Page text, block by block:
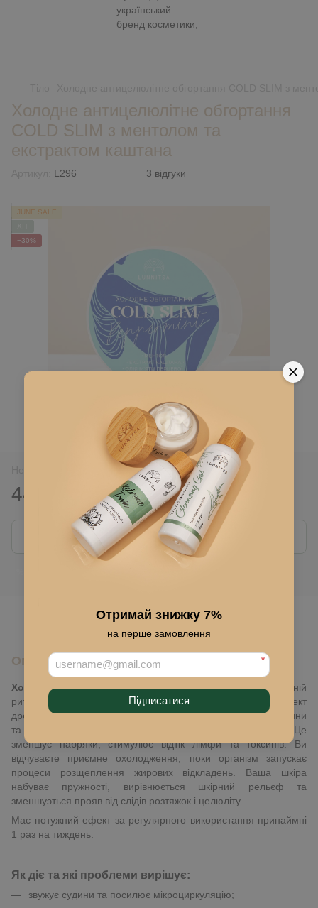
Отримай знижку 7%
на перше замовлення
*
Підписатися
Холодне антицелюлітне обгортання
COLD SLIM з ментолом та
екстрактом каштана
L296 3 відгуки
JUNE SALE
−30%
445 грн 635 грн
Повідомити, коли з'явиться
До обраного
Опис
Холодне обгортання «COLD SLIM»— ефективний домашній
ритуал боротьби з целюлітом. Обгортання створює ефект
дренажу та ліфтингу одночасно. Підтягує шкіру, звужує судини
та пори, запускає процеси швидкого обміну речовин. Це
зменшує набряки, стимулює відтік лімфи та токсинів. Ви
відчуваєте приємне охолодження, поки організм запускає
процеси розщеплення жирових відкладень. Ваша шкіра
набуває пружності, вирівнюється шкірний рельєф та
зменшуэться прояв від слідів розтяжок і целюліту.
Має потужний ефект за регулярного використання принаймні
1 раз на тиждень.
Як діє та які проблеми вирішує:
звужує судини та посилює мікроциркуляцію;